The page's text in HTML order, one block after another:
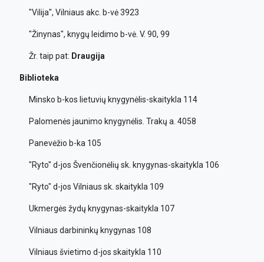
"Vilija", Vilniaus akc. b-vė 3923
"Žinynas", knygų leidimo b-vė. V. 90, 99
Žr. taip pat: Draugija
Biblioteka
Minsko b-kos lietuvių knygynėlis-skaitykla 114
Palomenės jaunimo knygynėlis. Trakų a. 4058
Panevėžio b-ka 105
"Ryto" d-jos Švenčionėlių sk. knygynas-skaitykla 106
"Ryto" d-jos Vilniaus sk. skaitykla 109
Ukmergės žydų knygynas-skaitykla 107
Vilniaus darbininkų knygynas 108
Vilniaus švietimo d-jos skaitykla 110